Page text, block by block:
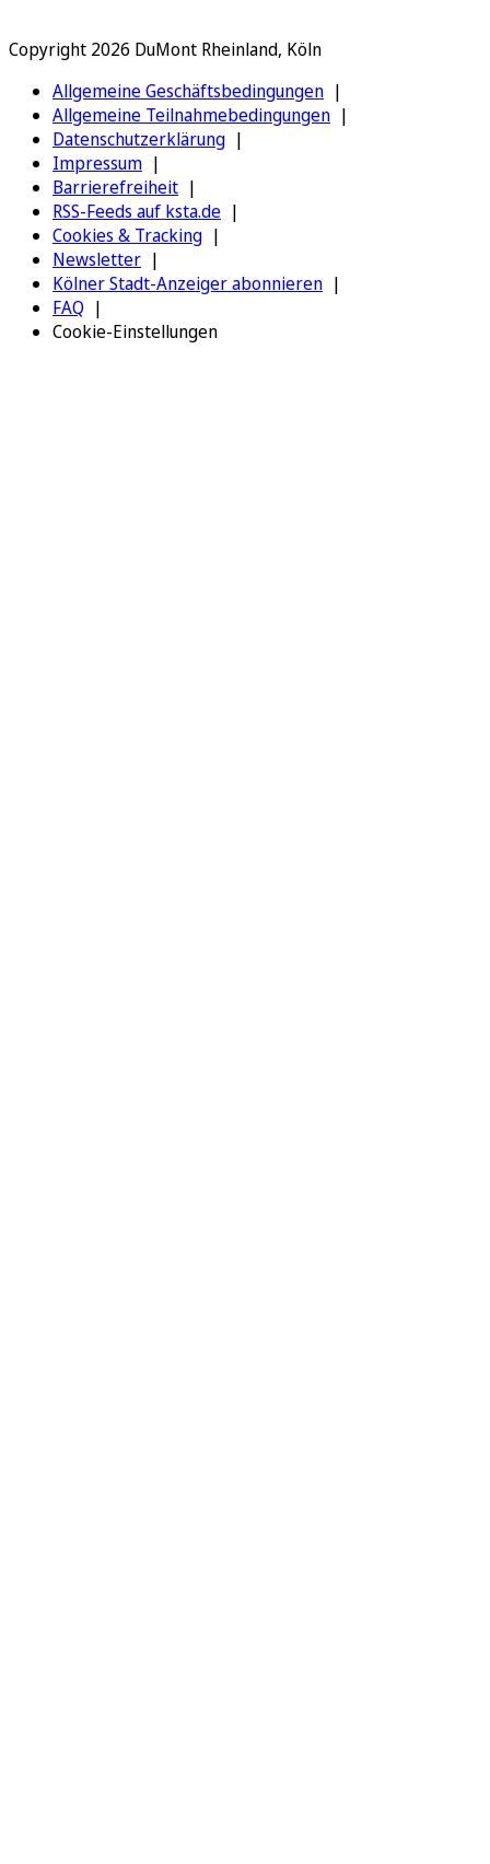
Copyright 2026 DuMont Rheinland, Köln
Allgemeine Geschäftsbedingungen
Allgemeine Teilnahmebedingungen
Datenschutzerklärung
Impressum
Barrierefreiheit
RSS-Feeds auf ksta.de
Cookies & Tracking
Newsletter
Kölner Stadt-Anzeiger abonnieren
FAQ
Cookie-Einstellungen